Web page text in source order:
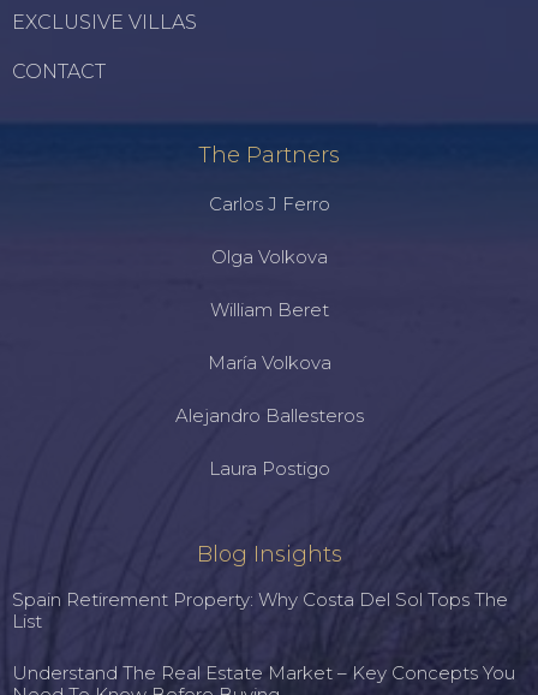
EXCLUSIVE VILLAS
CONTACT
The Partners
Carlos J Ferro
Olga Volkova
William Beret
María Volkova
Alejandro Ballesteros
Laura Postigo
Blog Insights
Spain Retirement Property: Why Costa Del Sol Tops The
List
Understand The Real Estate Market – Key Concepts You